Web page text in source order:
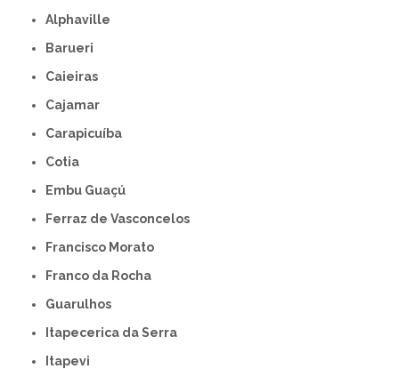
Alphaville
Barueri
Caieiras
Cajamar
Carapicuíba
Cotia
Embu Guaçú
Ferraz de Vasconcelos
Francisco Morato
Franco da Rocha
Guarulhos
Itapecerica da Serra
Itapevi